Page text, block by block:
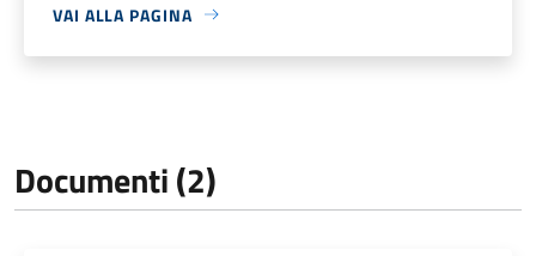
VAI ALLA PAGINA
Documenti (2)